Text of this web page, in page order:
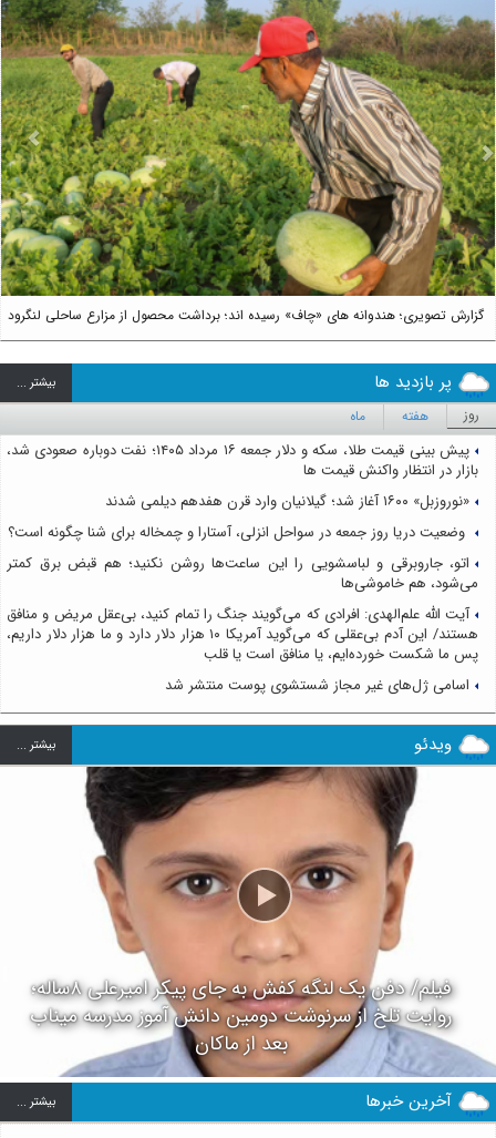
گزارش تصویری؛ هندوانه های «چاف» رسیده اند؛ برداشت محصول از مزارع ساحلی لنگرود
Next
پر بازدید ها بيشتر ...
روز هفته ماه
پیش بینی قیمت طلا، سکه و دلار جمعه ۱۶ مرداد ۱۴۰۵؛ نفت دوباره صعودی شد،
بازار در انتظار واکنش قیمت ها
«نوروزبل» ۱۶۰۰ آغاز شد؛ گیلانیان وارد قرن هفدهم دیلمی شدند
وضعیت دریا روز جمعه در سواحل انزلی، آستارا و چمخاله برای شنا چگونه است؟
اتو، جاروبرقی و لباسشویی را این ساعت‌ها روشن نکنید؛ هم قبض برق کمتر
می‌شود، هم خاموشی‌ها
آیت الله علم‌الهدی: افرادی که می‌گویند جنگ را تمام کنید، بی‌عقل مریض و منافق
هستند/ این آدم بی‌عقلی که می‌گوید آمریکا ۱۰ هزار دلار دارد و ما هزار دلار داریم،
پس ما شکست خورده‌ایم، یا منافق است یا قلب
اسامی ژل‌های غیر مجاز شستشوی پوست منتشر شد
ویدئو بيشتر ...
فیلم/ دفن یک لنگه کفش به جای پیکر امیرعلی ۸ساله؛
روایت تلخ از سرنوشت دومین دانش آموز مدرسه میناب
بعد از ماکان
آخرین خبرها بيشتر ...